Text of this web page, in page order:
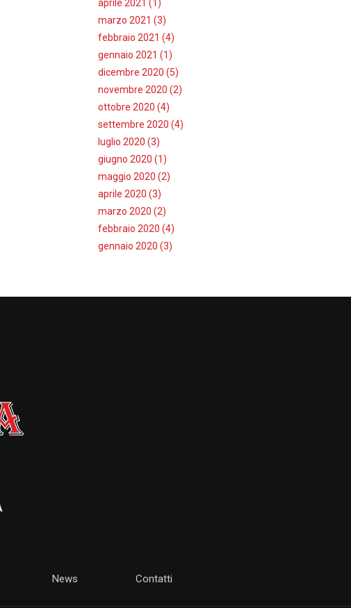
aprile 2021 (1)
marzo 2021 (3)
febbraio 2021 (4)
gennaio 2021 (1)
dicembre 2020 (5)
novembre 2020 (2)
ottobre 2020 (4)
settembre 2020 (4)
luglio 2020 (3)
giugno 2020 (1)
maggio 2020 (2)
aprile 2020 (3)
marzo 2020 (2)
febbraio 2020 (4)
gennaio 2020 (3)
News Contatti